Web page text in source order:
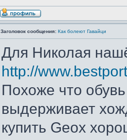
Заголовок сообщения: Как болеют Гавайци
Для Николая
http://
Похоже что
выдерживает
купить Geox